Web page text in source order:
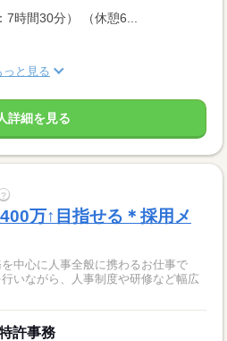
時間30分） （休憩6...
っと見る
詳細を見る
?
万↑目指せる＊採用メ
中心に人事全般に携わるお仕事で
いながら、人事制度や研修など幅広
許事務